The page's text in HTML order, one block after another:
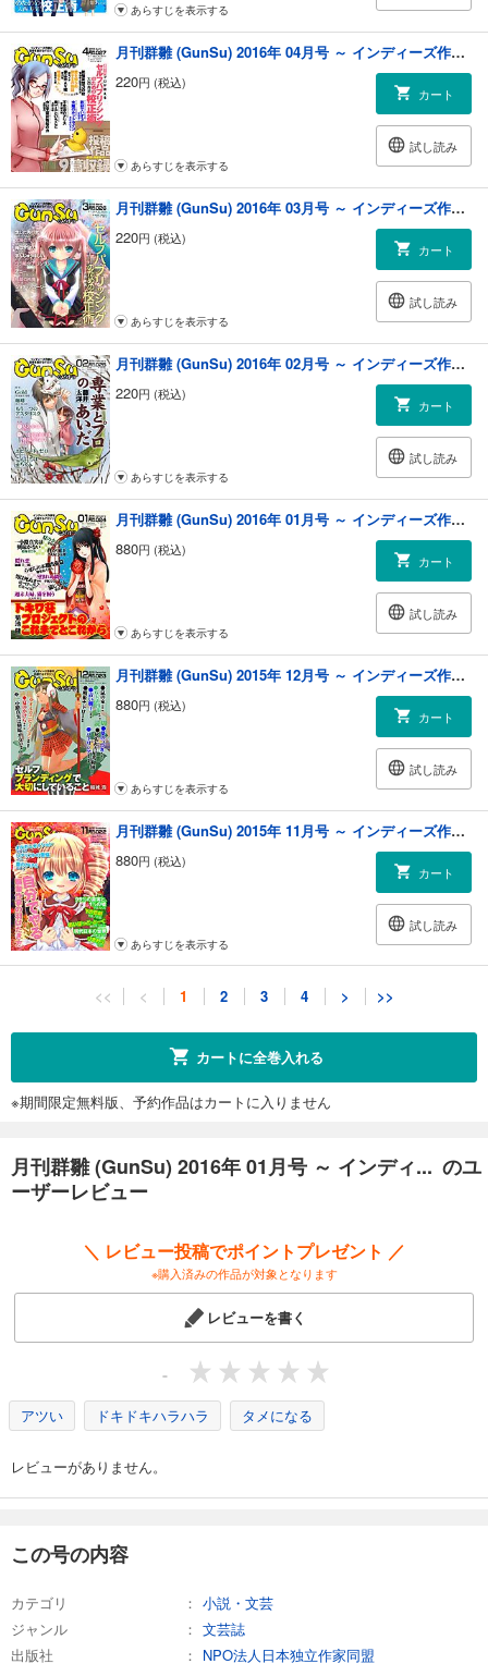
あらすじを表示する
月刊群雛 (GunSu) 2016年 04月号 ～ インディーズ作家と読者を繋げるマガジン ～
220円 (税込)
カート
試し読み
あらすじを表示する
月刊群雛 (GunSu) 2016年 03月号 ～ インディーズ作家と読者を繋げるマガジン ～
220円 (税込)
カート
試し読み
あらすじを表示する
月刊群雛 (GunSu) 2016年 02月号 ～ インディーズ作家と読者を繋げるマガジン ～
220円 (税込)
カート
試し読み
あらすじを表示する
月刊群雛 (GunSu) 2016年 01月号 ～ インディーズ作家を応援するマガジン ～
880円 (税込)
カート
試し読み
あらすじを表示する
月刊群雛 (GunSu) 2015年 12月号 ～ インディーズ作家を応援するマガジン ～
880円 (税込)
カート
試し読み
あらすじを表示する
月刊群雛 (GunSu) 2015年 11月号 ～ インディーズ作家を応援するマガジン ～
880円 (税込)
カート
試し読み
あらすじを表示する
試し読み
あらすじを表示する
880円 (税込)
あらすじを表示する
月刊群雛 (GunSu) 2015年 08月号 ～ インディーズ作家を応援するマガジン ～
円 (税込)
カート
あらすじを表示する
カート
<< < 1 2 3 4 > >>
カートに全巻入れる
※期間限定無料版、予約作品はカートに入りません
月刊群雛 (GunSu) 2016年 01月号 ～ インディ... のユ
ーザーレビュー
＼ レビュー投稿でポイントプレゼント ／
※購入済みの作品が対象となります
レビューを書く
-
アツい ドキドキハラハラ タメになる
レビューがありません。
この号の内容
カテゴリ
小説・文芸
ジャンル
文芸誌
出版社
NPO法人日本独立作家同盟